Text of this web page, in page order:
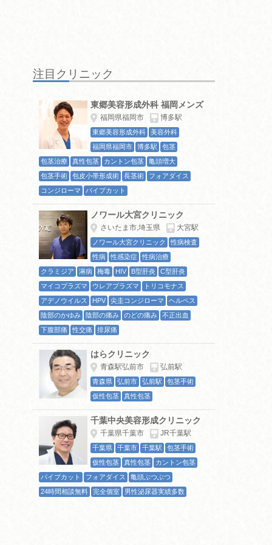
注目クリニック
東郷美容形成外科 福岡メンズ
福岡県福岡市 博多駅
東郷美容形成外科
美容外科
福岡県福岡市
博多駅
包茎
包茎治療
真性包茎 カントン包茎
亀頭増大
包茎手術
包皮小帯形成術 長茎術
フォアダイス
コンジローマ
パイプカット
ノワール大宮クリニック
さいたま市,埼玉県 大宮駅
ノワール大宮クリニック
性病検査
性病
性感染症
性病治療
クラミジア
淋病 梅毒 HIV B型肝炎
C型肝炎
マイコプラズマ
ウレアプラズマ
トリコモナス
アデノウイルス
HPV 尖圭コンジローマ
ヘルペス
陰部のかゆみ
陰部の痛み のどの痛み
不正出血
下腹部痛
性交痛 排尿痛
はらクリニック
青森駅弘前市 弘前駅
青森県 弘前市 弘前駅
包茎手術
仮性包茎
真性包茎
千葉中央美容形成クリニック
千葉県千葉市 JR千葉駅
千葉県 千葉市 千葉駅
包茎手術
仮性包茎
真性包茎
カントン包茎
パイプカット
フォアダイス
亀頭ぶつぶつ
24時間相談無料
完全個室 男性泌尿器実績多数